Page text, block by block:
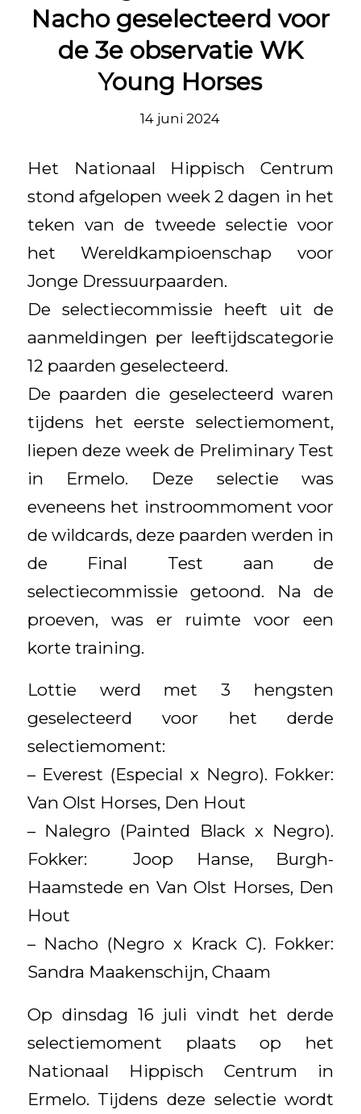
Nacho geselecteerd voor
de 3e observatie WK
Young Horses
14 juni 2024
Het Nationaal Hippisch Centrum
stond afgelopen week 2 dagen in het
teken van de tweede selectie voor
het Wereldkampioenschap voor
Jonge Dressuurpaarden.
De selectiecommissie heeft uit de
aanmeldingen per leeftijdscategorie
12 paarden geselecteerd.
De paarden die geselecteerd waren
tijdens het eerste selectiemoment,
liepen deze week de Preliminary Test
in Ermelo. Deze selectie was
eveneens het instroommoment voor
de wildcards, deze paarden werden in
de Final Test aan de
selectiecommissie getoond. Na de
proeven, was er ruimte voor een
korte training.
Lottie werd met 3 hengsten
geselecteerd voor het derde
selectiemoment:
– Everest (Especial x Negro). Fokker:
Van Olst Horses, Den Hout
– Nalegro (Painted Black x Negro).
Fokker: Joop Hanse, Burgh-
Haamstede en Van Olst Horses, Den
Hout
– Nacho (Negro x Krack C). Fokker:
Sandra Maakenschijn, Chaam
Op dinsdag 16 juli vindt het derde
selectiemoment plaats op het
Nationaal Hippisch Centrum in
Ermelo. Tijdens deze selectie wordt